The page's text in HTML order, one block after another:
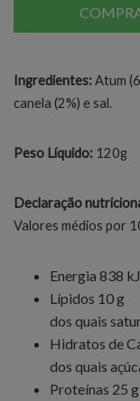
Ingredientes:Atum
canela (2%) e sal.
Peso Líquido: 120g
Declaração
Valores médios por
Energia 838
Lípidos 10 g
dos quais
Hidratos de
dos quais
Proteínas 25 g